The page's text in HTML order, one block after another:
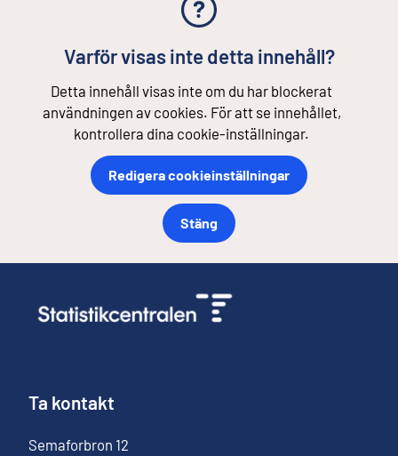
Varför visas inte detta innehåll?
Detta innehåll visas inte om du har blockerat
användningen av cookies. För att se innehållet,
kontrollera dina cookie-inställningar.
Redigera cookieinställningar
Stäng
Ta kontakt
Semaforbron 12